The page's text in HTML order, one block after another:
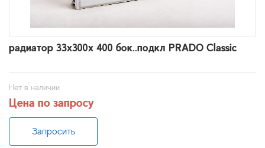
радиатор 33x300х 400 бок..подкл PRADO Classic
Нет в наличии
Цена по запросу
Запросить